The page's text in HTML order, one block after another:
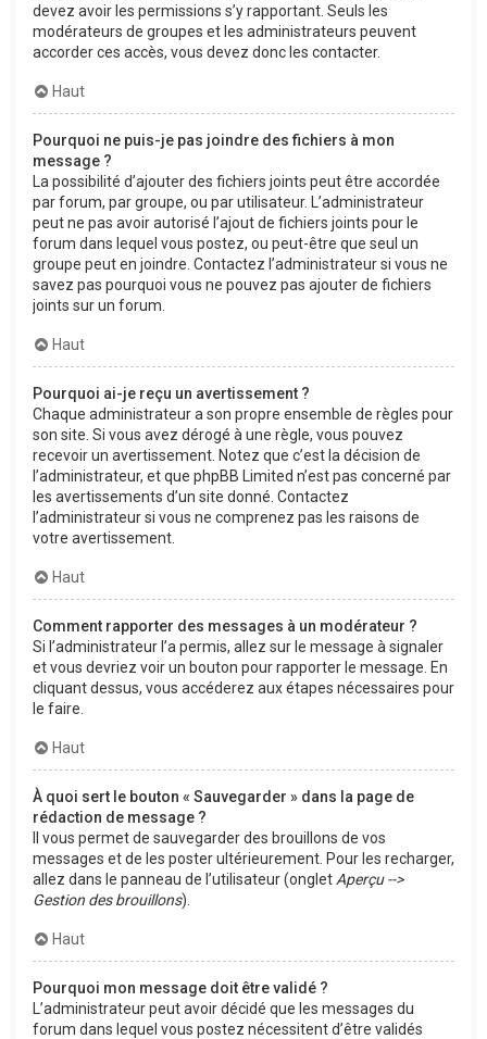
devez avoir les permissions s’y rapportant. Seuls les
modérateurs de groupes et les administrateurs peuvent
accorder ces accès, vous devez donc les contacter.
Haut
Pourquoi ne puis-je pas joindre des fichiers à mon
message ?
La possibilité d’ajouter des fichiers joints peut être accordée
par forum, par groupe, ou par utilisateur. L’administrateur
peut ne pas avoir autorisé l’ajout de fichiers joints pour le
forum dans lequel vous postez, ou peut-être que seul un
groupe peut en joindre. Contactez l’administrateur si vous ne
savez pas pourquoi vous ne pouvez pas ajouter de fichiers
joints sur un forum.
Haut
Pourquoi ai-je reçu un avertissement ?
Chaque administrateur a son propre ensemble de règles pour
son site. Si vous avez dérogé à une règle, vous pouvez
recevoir un avertissement. Notez que c’est la décision de
l’administrateur, et que phpBB Limited n’est pas concerné par
les avertissements d’un site donné. Contactez
l’administrateur si vous ne comprenez pas les raisons de
votre avertissement.
Haut
Comment rapporter des messages à un modérateur ?
Si l’administrateur l’a permis, allez sur le message à signaler
et vous devriez voir un bouton pour rapporter le message. En
cliquant dessus, vous accéderez aux étapes nécessaires pour
le faire.
Haut
À quoi sert le bouton « Sauvegarder » dans la page de
rédaction de message ?
Il vous permet de sauvegarder des brouillons de vos
messages et de les poster ultérieurement. Pour les recharger,
allez dans le panneau de l’utilisateur (onglet Aperçu -->
Gestion des brouillons).
Haut
Pourquoi mon message doit être validé ?
L’administrateur peut avoir décidé que les messages du
forum dans lequel vous postez nécessitent d’être validés